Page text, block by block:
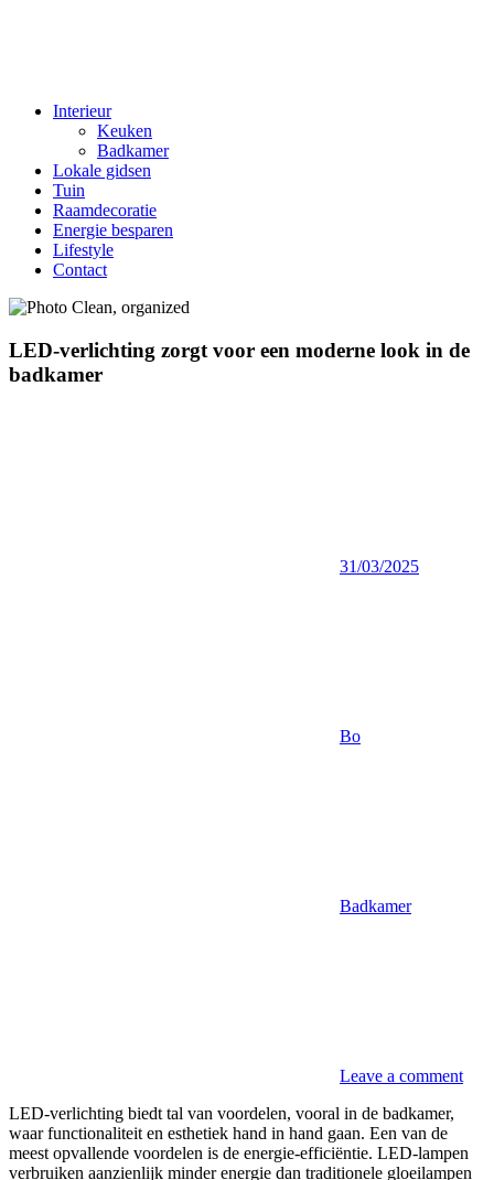
Interieur
Keuken
Badkamer
Lokale gidsen
Tuin
Raamdecoratie
Energie besparen
Lifestyle
Contact
LED-verlichting zorgt voor een moderne look in de
badkamer
31/03/2025
Bo
Badkamer
Leave a comment
LED-verlichting biedt tal van voordelen, vooral in de badkamer,
waar functionaliteit en esthetiek hand in hand gaan. Een van de
meest opvallende voordelen is de energie-efficiëntie. LED-lampen
verbruiken aanzienlijk minder energie dan traditionele gloeilampen